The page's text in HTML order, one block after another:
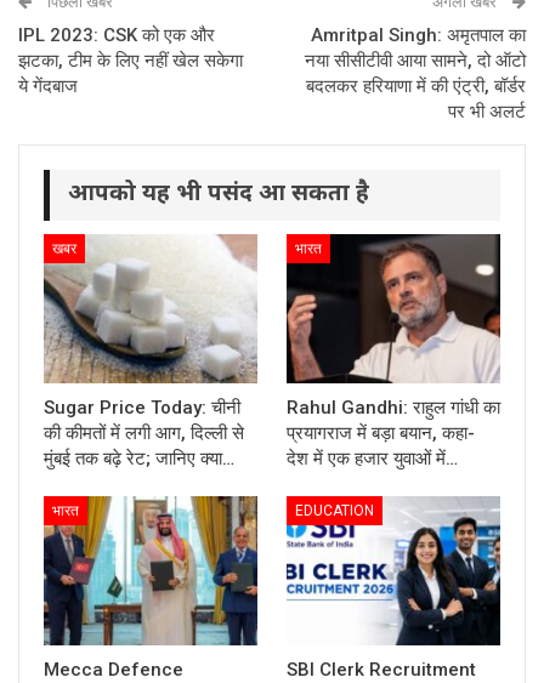
IPL 2023: CSK को एक और
झटका, टीम के लिए नहीं खेल सकेगा
ये गेंदबाज
Amritpal Singh: अमृतपाल का
नया सीसीटीवी आया सामने, दो ऑटो
बदलकर हरियाणा में की एंट्री, बॉर्डर
पर भी अलर्ट
आपको यह भी पसंद आ सकता है
खबर
Sugar Price Today: चीनी
की कीमतों में लगी आग, दिल्ली से
मुंबई तक बढ़े रेट; जानिए क्या…
भारत
Rahul Gandhi: राहुल गांधी का
प्रयागराज में बड़ा बयान, कहा-
देश में एक हजार युवाओं में…
भारत
Mecca Defence
EDUCATION
SBI Clerk Recruitment